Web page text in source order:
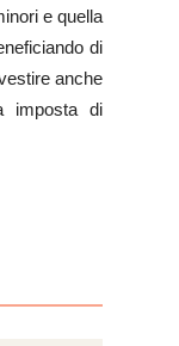
e quella
di
anche
imposta di